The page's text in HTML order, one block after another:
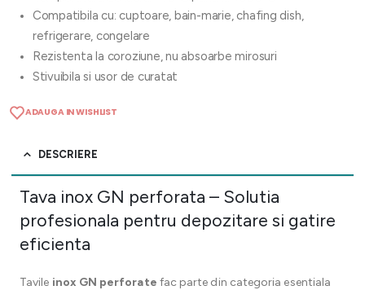
Compatibila cu: cuptoare, bain-marie, chafing dish,
refrigerare, congelare
Rezistenta la coroziune, nu absoarbe mirosuri
Stivuibila si usor de curatat
ADAUGA IN WISHLIST
DESCRIERE
Tava inox GN perforata – Solutia
profesionala pentru depozitare si gatire
eficienta
Tavile inox GN perforate fac parte din categoria esentiala